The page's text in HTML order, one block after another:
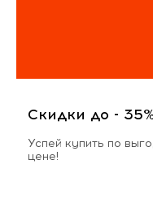
Скидки до -
Успей купить по
цене!